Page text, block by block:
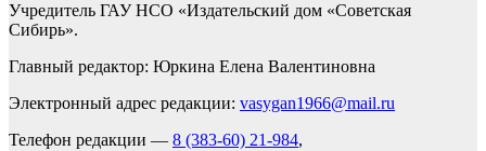
Учредитель ГАУ НСО «Издательский дом «Советская
Сибирь».
Главный редактор: Юркина Елена Валентиновна
Электронный адрес редакции: vasygan1966@mail.ru
Телефон редакции — 8 (383-60) 21-984,